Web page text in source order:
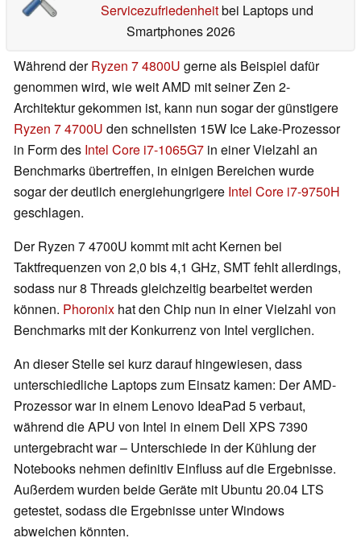
Servicezufriedenheitbei Laptops und
Smartphones 2026
Während derRyzen 7 4800U gerne als Beispiel dafür
genommen wird, wie weit AMD mit seiner Zen 2-
Architektur gekommen ist, kann nun sogar der günstigere
Ryzen 7 4700U den schnellsten 15W Ice Lake-Prozessor
in Form des Intel Core i7-1065G7 in einer Vielzahl an
Benchmarks übertreffen, in einigen Bereichen wurde
sogar der deutlich energiehungrigere Intel Core i7-9750H
geschlagen.
Der Ryzen 7 4700U kommt mit acht Kernen bei
Taktfrequenzen von 2,0 bis 4,1 GHz, SMT fehlt allerdings,
sodass nur 8 Threads gleichzeitig bearbeitet werden
können. Phoronix hat den Chip nun in einer Vielzahl von
Benchmarks mit der Konkurrenz von Intel verglichen.
An dieser Stelle sei kurz darauf hingewiesen, dass
unterschiedliche Laptops zum Einsatz kamen: Der AMD-
Prozessor war in einem Lenovo IdeaPad 5 verbaut,
während die APU von Intel in einem Dell XPS 7390
untergebracht war – Unterschiede in der Kühlung der
Notebooks nehmen definitiv Einfluss auf die Ergebnisse.
Außerdem wurden beide Geräte mit Ubuntu 20.04 LTS
getestet, sodass die Ergebnisse unter Windows
abweichen könnten.